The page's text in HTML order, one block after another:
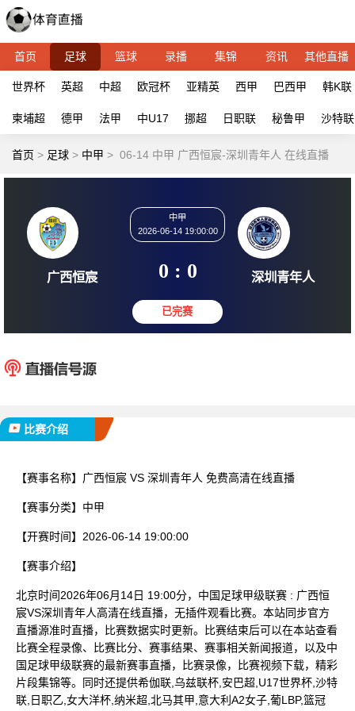
首页 足球 篮球 录播 集锦 资讯 其他直播
世界杯 英超 中超 欧冠杯 亚精英 西甲 巴西甲 韩K联
柬埔超 德甲 法甲 中U17 挪超 日职联 秘鲁甲 沙特联
首页 > 足球 > 中甲 > 06-14 中甲 广西恒宸-深圳青年人 在线直播
广西恒宸
2026-06-14 19:00:00
0 : 0 深圳
比赛介绍
【赛事名称】 广西恒宸 VS 深圳青年人 免费高清在线直播
【赛事分类】 中甲
【开赛时间】 2026-06-14 19:00:00
【赛事介绍】
北京时间2026年06月14日 19:00分，中国足球甲级联赛 : 广西恒
宸VS深圳青年人高清在线直播，无插件观看比赛。本站同步官方
直播源准时直播，比赛数据实时更新。比赛结束后可以在本站查看
比赛全程录像、比赛比分、赛事结果、赛事相关新闻报道，以及中
国足球甲级联赛的最新赛事直播，比赛录像，比赛视频下载，精彩
片段集锦等。同时还提供希伽联,乌兹联杯,安巴超,U17世界杯,沙特
联,日职乙,女大洋杯,纳米超,北马其甲,意大利A2女子,葡LBP,篮冠